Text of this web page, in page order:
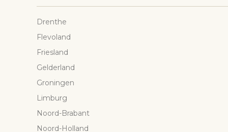
Drenthe
Flevoland
Friesland
Gelderland
Groningen
Limburg
Noord-Brabant
Noord-Holland